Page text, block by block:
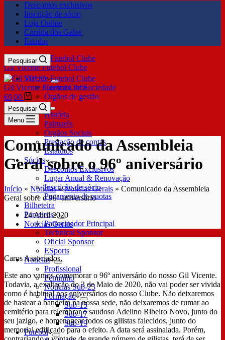
Descontos exclusivos
Inscrição de sócio
Loja Online
Corrida dos Galos
Estádio
Gil Vicente Futebol Clube
Pesquisar
SDUQ
Contrato de Sociedade
Órgãos de gestão
Clube
História
Palmarés
Órgãos Sociais
Prestação de contas
Estatutos
Sócios
Descontos Exclusivos
Lugar Anual & Renovação
Inscrição de sócio
Pagamento de quotas
Bilheteira
Parceiros
Patrocinador Principal
Technical Sponsor
Oficial Sponsor
ESports
Notícias
Profissional
Feminino
Notícias Sub-23
Formação
Sub-15
Sub-17
Sub-19
Futebol
Gil Vicente Futebol Clube
€0,00
Pesquisar
Menu
Comunicado da Assembleia
Geral sobre o 96º aniversário
Início » Notícias»Notícias Gerais » Comunicado da Assembleia
Geral sobre o 96º aniversário
24 Abril 2020
Notícias Gerais
Caros Associados,
Este ano vamos comemorar o 96º aniversário do nosso Gil Vicente.
Todavia, a exaltação do 3 de Maio de 2020, não vai poder ser vivida
como é habitual nos aniversários do nosso Clube. Não deixaremos
de hastear a bandeira na nossa sede, não deixaremos de rumar ao
cemitério para relembrar o saudoso Adelino Ribeiro Novo, junto do
seu jazigo, e homenagear todos os gilistas falecidos, junto do
memorial edificado para o efeito. A data será assinalada. Porém,